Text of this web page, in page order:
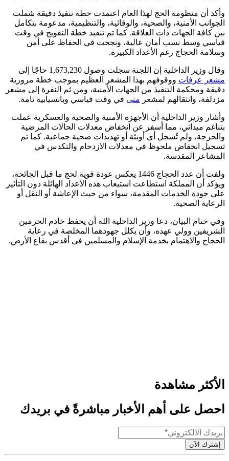
وأكد أن منظومة الحج لهذا العام اعتمدت خطة تنفيذ دقيقة شملت
الجوانب الأمنية، والصحية، والوقائية، والتنظيمية، مدعومة بتكامل
بين كافة الجهات ذات العلاقة. كما تم تنفيذ خطة التفويج في وقت
قياسي وسط نسب أمان عالية، ونجحت في الحفاظ على أمن
وسلامة الحجاج رغم الأعداد الكبيرة.
وقال وزير الداخلية إن اللجنة سجلت وصول 1,673,230 حاجًا إلى
مشعر عرفاتووقوفهم بهذا المشعر العظيم بموجب خطة مرورية
دقيقة ومحكمة التنفيذ من الجهات الأمنية، ومن ثم النفرة إلى مشعر
مزدلفة، وانتقالهم لمشعر منىفي وقت قياسي وبانسيابية تامة.
وأشار وزير الداخلية أن الأجهزة الأمنية والصحية والعسكرية عملت
بتناغم ميداني، مما أسفر عن انخفاض معدلات الحالات المرضية
والحرجة، ولم تُسجل أي أوبئة أو تهديدات صحية جماعية. كما تم
تسجيل انخفاض ملحوظ في معدلات الازدحام والتكدس في
المشاعر المقدسة.
ولفت أن عدد الحجاج 1446 يعكس عودة قوية لحج ما قبل الجائحة،
ويؤكد أن المملكة استطاعت استيعاب هذه الأعداد الهائلة دون التأثير
على جودة الخدمات المقدمة، سواء من حيث الإعاشة أو النقل أو
الرعاية الصحية.
وفي ختام البيان، دعا وزير الداخلية الله أن يحفظ خادم الحرمين
الشريفين وولي عهده، وأن يكلل جهودهما المخلصة في رعاية
الحجاج والاهتمام بخدمة الإسلام والمسلمين في أقدس بقاع الأرض.
الأكثر مشاهدة
احصل على أهم الأخبار مباشرةً في بريدك
إشترك الآن